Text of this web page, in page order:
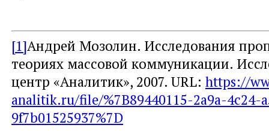
[1]Андрей Мозолин. Исследования
теориях массовой коммуникации.
центр «Аналитик», 2007. URL: https://
analitik.ru/file/%7B89440115-2a9a-4c24-
9f7b01525937%7D